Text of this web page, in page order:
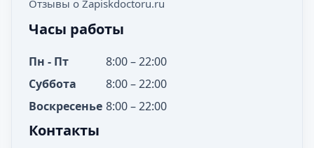
Отзывы о Zapiskdoctoru.ru
Часы работы
Пн - Пт
8:00 – 22:00
Суббота
8:00 – 22:00
Воскресенье 8:00 – 22:00
Контакты